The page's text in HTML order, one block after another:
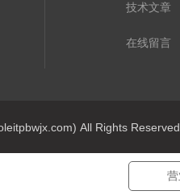
技术文章
在线留言
All Rights